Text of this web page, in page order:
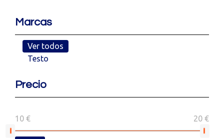
Marcas
Ver todos
Testo
Precio
10 € 20 €